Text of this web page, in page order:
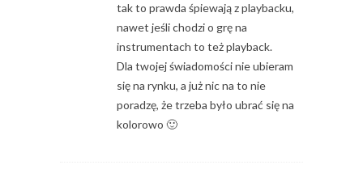
tak to prawda śpiewają z playbacku,
nawet jeśli chodzi o grę na
instrumentach to też playback.
Dla twojej świadomości nie ubieram
się na rynku, a już nic na to nie
poradzę, że trzeba było ubrać się na
kolorowo 🙂